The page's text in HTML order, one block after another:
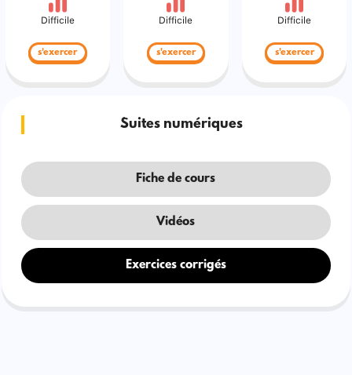
Difficile
s'exercer
Difficile
s'exercer
Difficile
s'exercer
Suites numériques
Fiche de cours
Vidéos
Exercices corrigés